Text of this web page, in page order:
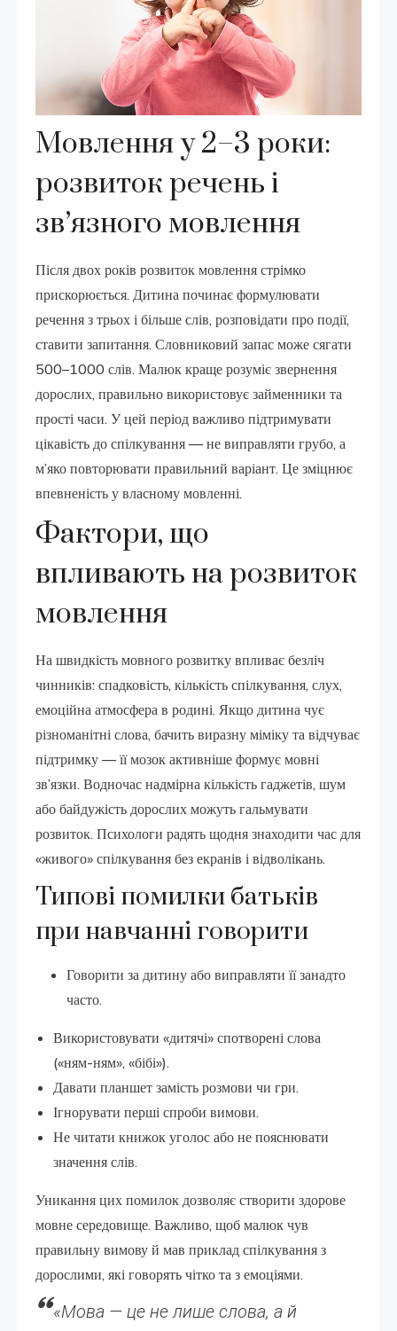
Мовлення у 2–3 роки:
розвиток речень і
зв’язного мовлення
Після двох років розвиток мовлення стрімко
прискорюється. Дитина починає формулювати
речення з трьох і більше слів, розповідати про події,
ставити запитання. Словниковий запас може сягати
500–1000 слів. Малюк краще розуміє звернення
дорослих, правильно використовує займенники та
прості часи. У цей період важливо підтримувати
цікавість до спілкування — не виправляти грубо, а
м’яко повторювати правильний варіант. Це зміцнює
впевненість у власному мовленні.
Фактори, що
впливають на розвиток
мовлення
На швидкість мовного розвитку впливає безліч
чинників: спадковість, кількість спілкування, слух,
емоційна атмосфера в родині. Якщо дитина чує
різноманітні слова, бачить виразну міміку та відчуває
підтримку — її мозок активніше формує мовні
зв’язки. Водночас надмірна кількість гаджетів, шум
або байдужість дорослих можуть гальмувати
розвиток. Психологи радять щодня знаходити час для
«живого» спілкування без екранів і відволікань.
Типові помилки батьків
при навчанні говорити
Говорити за дитину або виправляти її занадто
часто.
Використовувати «дитячі» спотворені слова
(«ням-ням», «бібі»).
Давати планшет замість розмови чи гри.
Ігнорувати перші спроби вимови.
Не читати книжок уголос або не пояснювати
значення слів.
Уникання цих помилок дозволяє створити здорове
мовне середовище. Важливо, щоб малюк чув
правильну вимову й мав приклад спілкування з
дорослими, які говорять чітко та з емоціями.
«Мова — це не лише слова, а й